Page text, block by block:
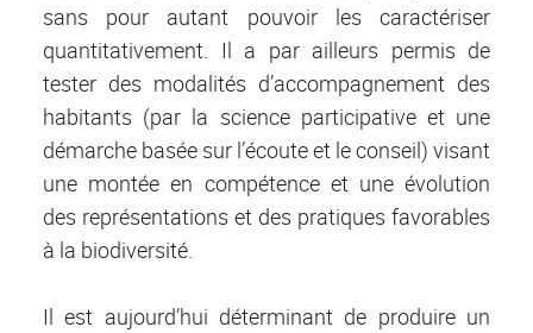
sans pour autant pouvoir les caractériser
quantitativement. Il a par ailleurs permis de
tester des modalités d’accompagnement des
habitants (par la science participative et une
démarche basée sur l’écoute et le conseil) visant
une montée en compétence et une évolution
des représentations et des pratiques favorables
à la biodiversité.
Il est aujourd’hui déterminant de produire un